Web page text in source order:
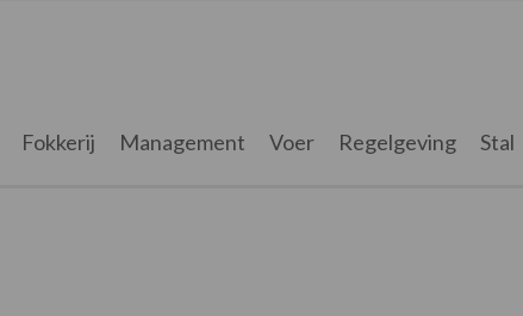
Fokkerij Management Voer Regelgeving Stal